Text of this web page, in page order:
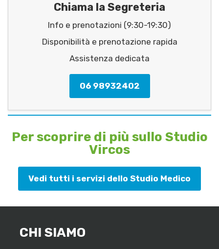
Chiama la Segreteria
Info e prenotazioni (9:30-19:30)
Disponibilità e prenotazione rapida
Assistenza dedicata
06 98932402
Per scoprire di più sullo Studio
Vircos
Vedi tutti i servizi dello Studio Medico
CHI SIAMO